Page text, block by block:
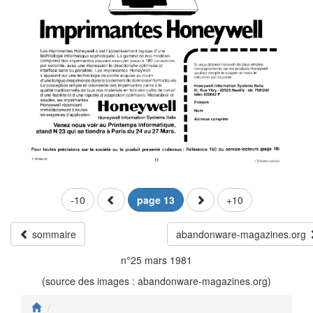
-10 page 13 +10
sommaire
abandonware-magazines.org
n°25 mars 1981
(source des images : abandonware-magazines.org)